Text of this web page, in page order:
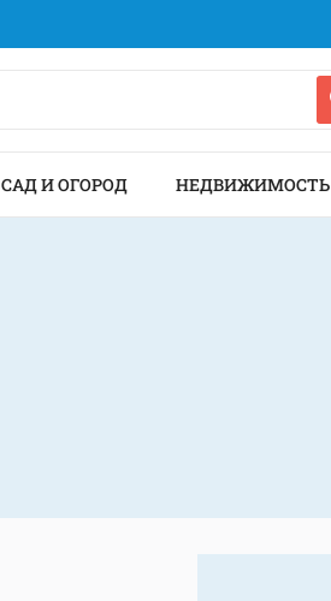
САД И ОГОРОД НЕДВИЖИМОСТЬ